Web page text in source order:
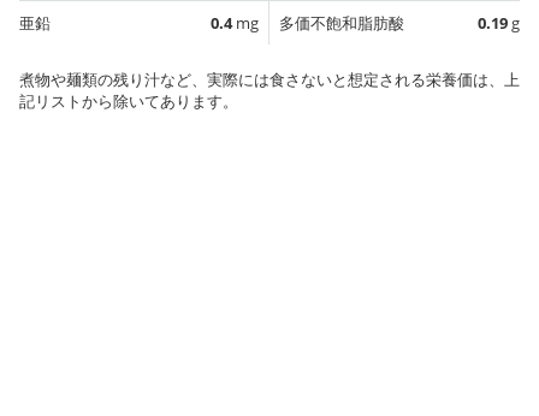
亜鉛
0.4mg
多価不飽和脂肪酸
0.19g
煮物や麺類の残り汁など、実際には食さないと想定される栄養価は、上
記リストから除いてあります。